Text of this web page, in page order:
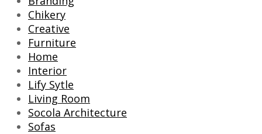
Chikery
Creative
Furniture
Home
Interior
Lify Sytle
Living Room
Socola Architecture
Sofas